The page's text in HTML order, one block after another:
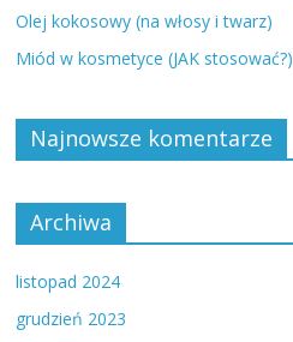
Olej kokosowy (na włosy i twarz)
Miód w kosmetyce (JAK stosować?)
Najnowsze komentarze
Archiwa
listopad 2024
grudzień 2023